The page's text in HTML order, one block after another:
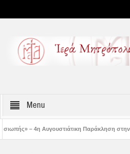
Menu
Παράκληση στην Μεταμόρφωση Βόλου